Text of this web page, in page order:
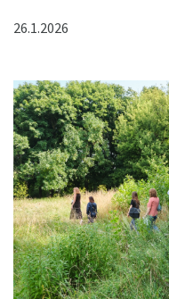
26.1.2026